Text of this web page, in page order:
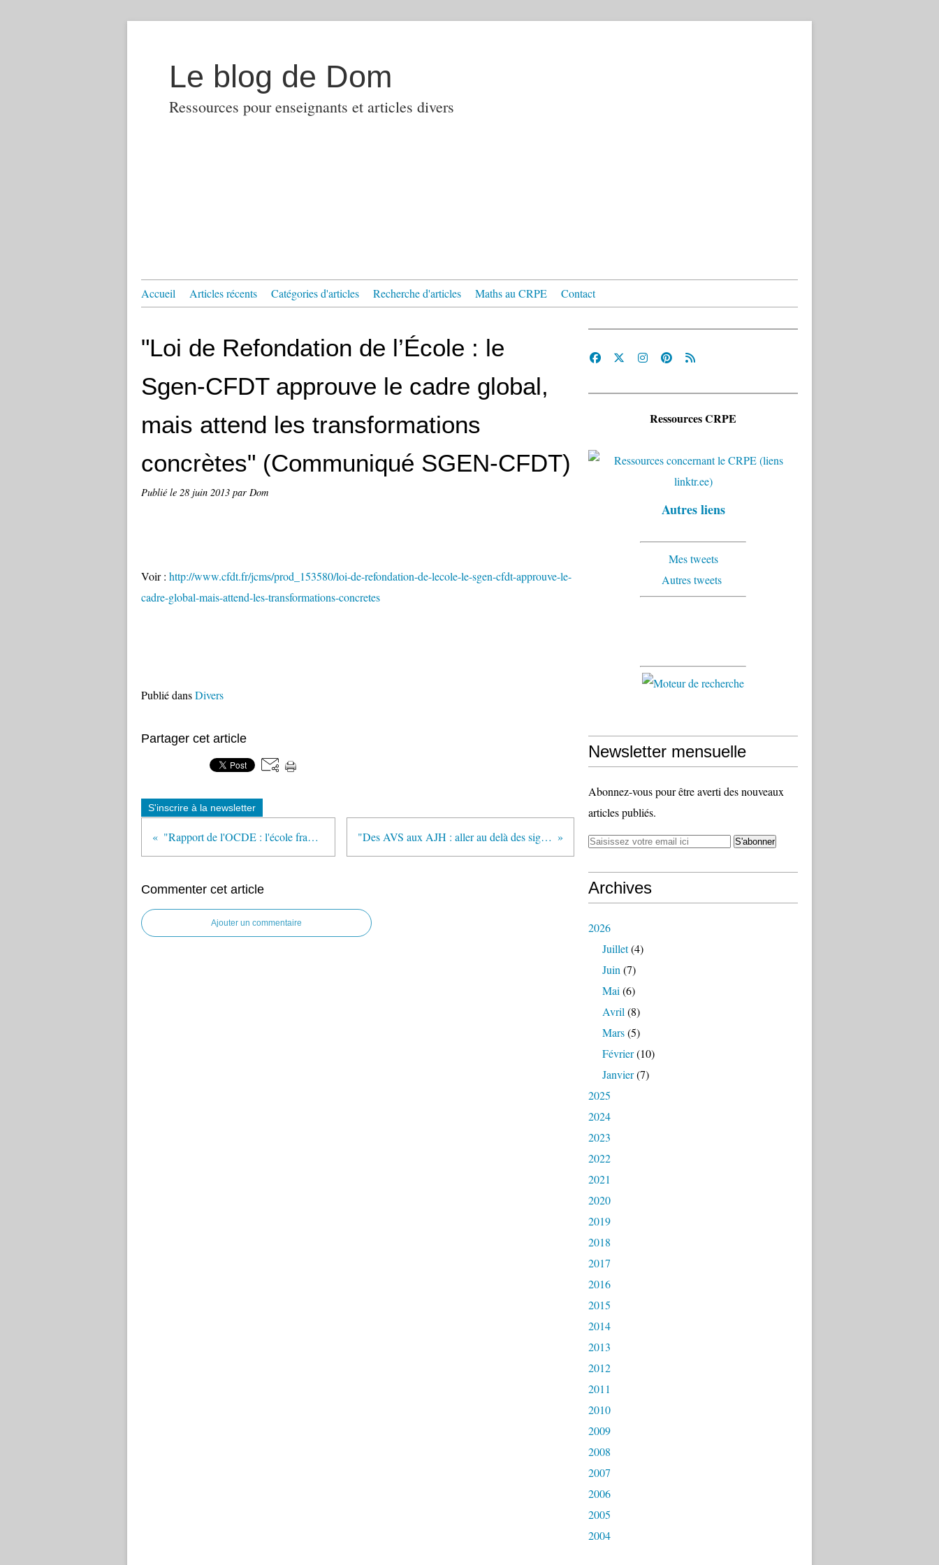
Le blog de Dom
Ressources pour enseignants et articles divers
Accueil Articles récents Catégories d'articles Recherche d'articles Maths au CRPE Contact
"Loi de Refondation de l’École : le
Sgen-CFDT approuve le cadre global,
mais attend les transformations
concrètes" (Communiqué SGEN-CFDT)
Publié le 28 juin 2013 par Dom
Voir : http://www.cfdt.fr/jcms/prod_153580/loi-de-refondation-de-lecole-le-sgen-cfdt-approuve-le-
cadre-global-mais-attend-les-transformations-concretes
Publié dansDivers
Partager cet article
S'inscrire à la newsletter
"Rapport de l'OCDE : l'école française maltraite ses profs et ses élèves !" (Communiqué SGEN-CFDT) "Des AVS aux AJH : aller au delà des sigles dans l'accompagnement des élèves handicapés" (Communbiqué SGEN-CFDT)
Commenter cet article
Ajouter un commentaire
Ressources CRPE
Autres liens
Mes tweets
Autres tweets
Newsletter mensuelle
Abonnez-vous pour être averti des nouveaux
articles publiés.
Archives
2026
Juillet(4)
Juin (7)
Mai (6)
Avril (8)
Mars(5)
Février(10)
Janvier(7)
2025
2024
2023
2022
2021
2020
2019
2018
2017
2016
2015
2014
2013
2012
2011
2010
2009
2008
2007
2006
2005
2004